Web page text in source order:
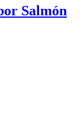
Salmón